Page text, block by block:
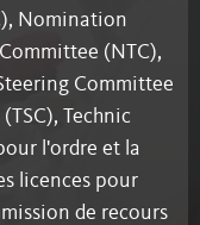
Nomination
(NTC),
Committee
Technic
l'ordre et la
licences pour
de recours